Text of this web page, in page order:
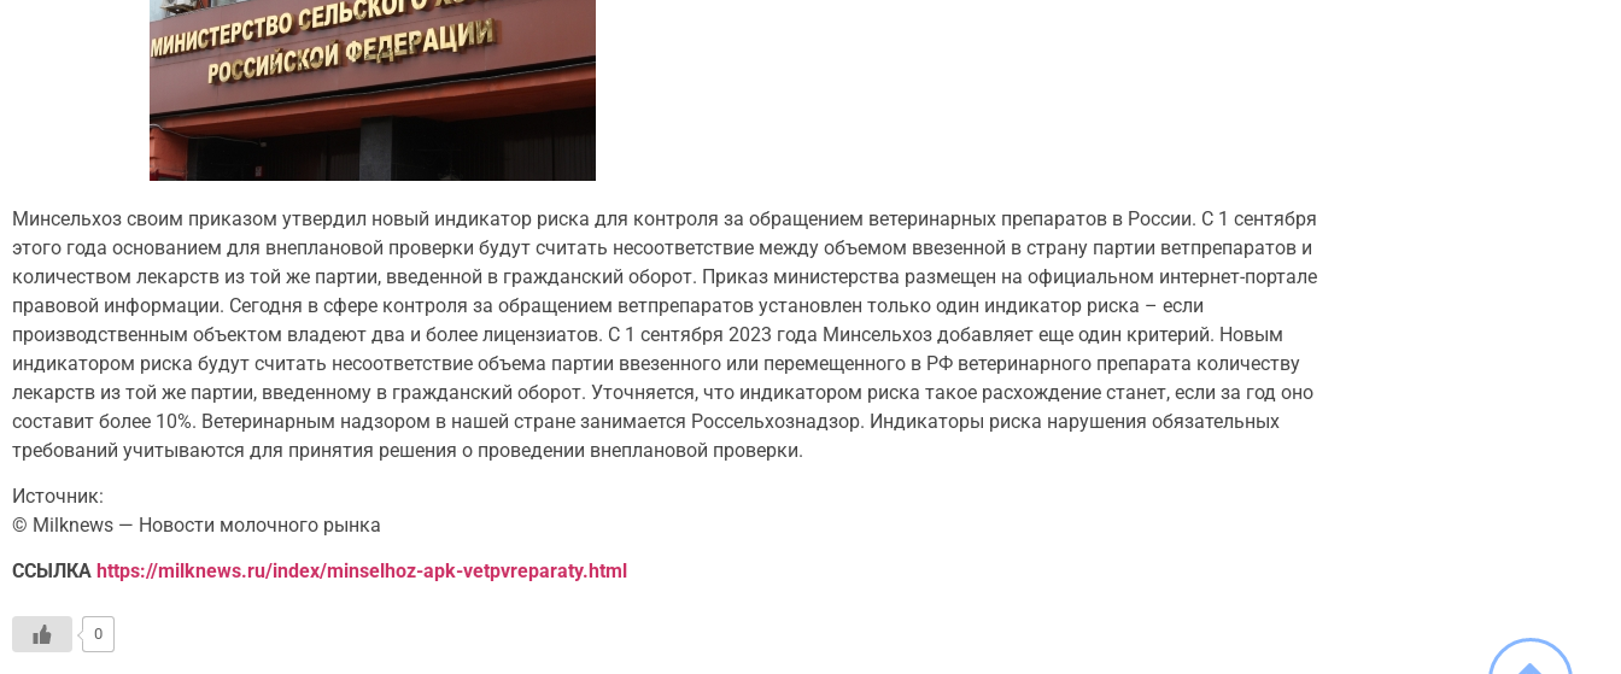
Минсельхоз своим приказом утвердил новый индикатор риска для контроля за обращением ветеринарных препаратов в России. С 1 сентября
этого года основанием для внеплановой проверки будут считать несоответствие между объемом ввезенной в страну партии ветпрепаратов и
количеством лекарств из той же партии, введенной в гражданский оборот. Приказ министерства размещен на официальном интернет-портале
правовой информации. Сегодня в сфере контроля за обращением ветпрепаратов установлен только один индикатор риска – если
производственным объектом владеют два и более лицензиатов. С 1 сентября 2023 года Минсельхоз добавляет еще один критерий. Новым
индикатором риска будут считать несоответствие объема партии ввезенного или перемещенного в РФ ветеринарного препарата количеству
лекарств из той же партии, введенному в гражданский оборот. Уточняется, что индикатором риска такое расхождение станет, если за год оно
составит более 10%. Ветеринарным надзором в нашей стране занимается Россельхознадзор. Индикаторы риска нарушения обязательных
требований учитываются для принятия решения о проведении внеплановой проверки.
Источник:
© Milknews — Новости молочного рынка
ССЫЛКА https://milknews.ru/index/minselhoz-apk-vetpvreparaty.html
0